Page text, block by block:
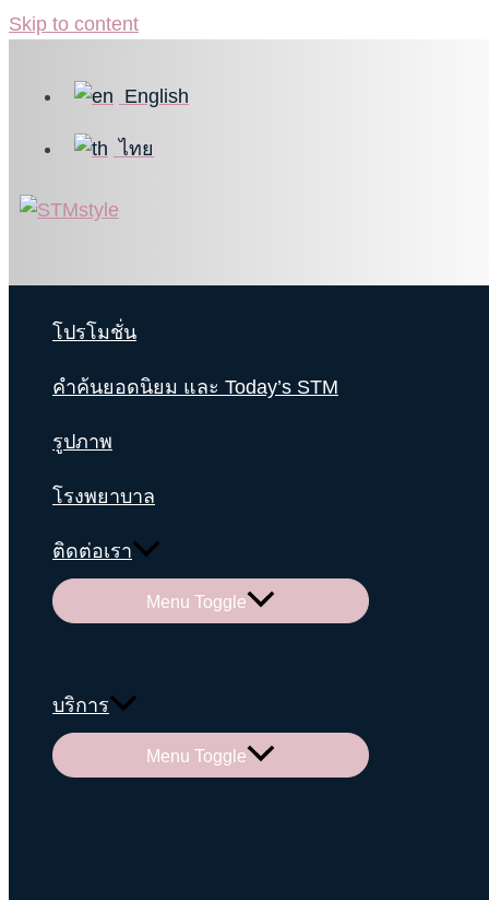
Skip to content
English
ไทย
โปรโมชั่น
คำค้นยอดนิยม และ Today’s STM
รูปภาพ
โรงพยาบาล
ติดต่อเรา
Menu Toggle
บริการ
Menu Toggle